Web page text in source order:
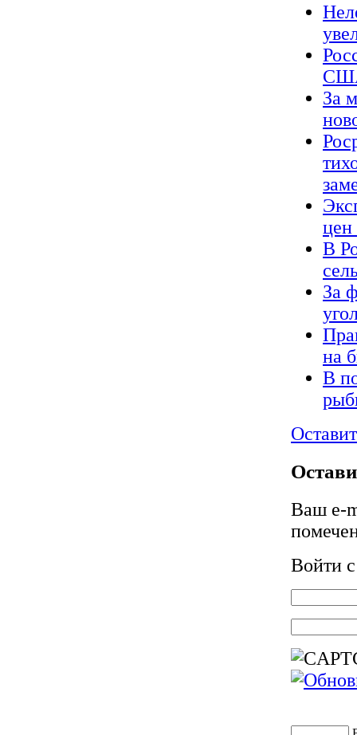
За
цен
В
За
на
В
Ваш e-
Войти